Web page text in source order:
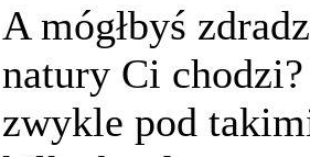
A mógłbyś
natury Ci
zwykle pod